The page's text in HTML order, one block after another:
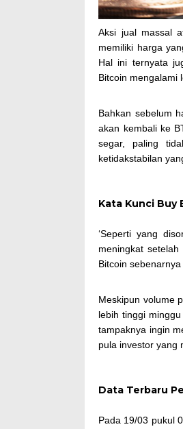
Aksi jual massal
memiliki harga
Hal ini ternyata
Bitcoin mengalami
Bahkan sebelum
akan kembali ke
segar, paling
ketidakstabilan
Kata Kunci Buy
‘Seperti yang
meningkat
Bitcoin
Meskipun volume
lebih tinggi
tampaknya ingin
pula investor yang
Data Terbaru
Pada 19/03 pukul